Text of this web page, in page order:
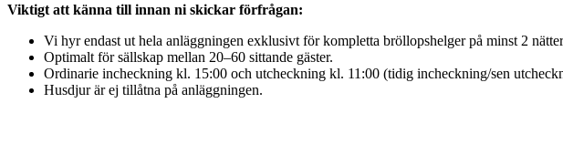
Viktigt att känna till innan ni skickar förfrågan:
Vi hyr endast ut hela anläggningen exklusivt för kompletta bröllopshelger på minst 2
Optimalt för sällskap mellan 20–60 sittande gäster.
Ordinarie incheckning kl. 15:00 och utcheckning kl. 11:00 (tidig incheckning/sen
Husdjur är ej tillåtna på anläggningen.